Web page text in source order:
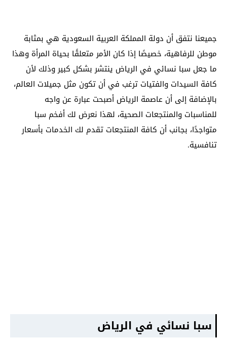
جميعنا نتفق أن دولة المملكة العربية السعودية هي بمثابة
موطن للرفاهية، خصيصًا إذا كان الأمر متعلقًا بحياة المرأة وهذا
ما جعل سبا نسائي في الرياض ينتشر بشكل كبير وذلك لأن
كافة السيدات والفتيات ترغب في أن تكون مثل جميلات العالم،
بالإضافة إلى أن عاصمة الرياض أصبحت عبارة عن واجه
للمناسبات والمنتجعات الصحية، لهذا نعرض لك أفخم سبا
متواجدًا، بجانب أن كافة المنتجعات تقدم لك الخدمات بأسعار
تنافسية.
سبا نسائي في الرياض